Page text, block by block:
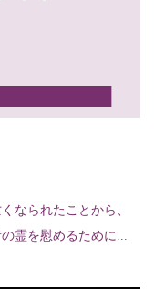
なられたことから、
霊を慰めるために...